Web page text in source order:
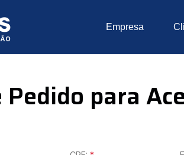
Empresa
para